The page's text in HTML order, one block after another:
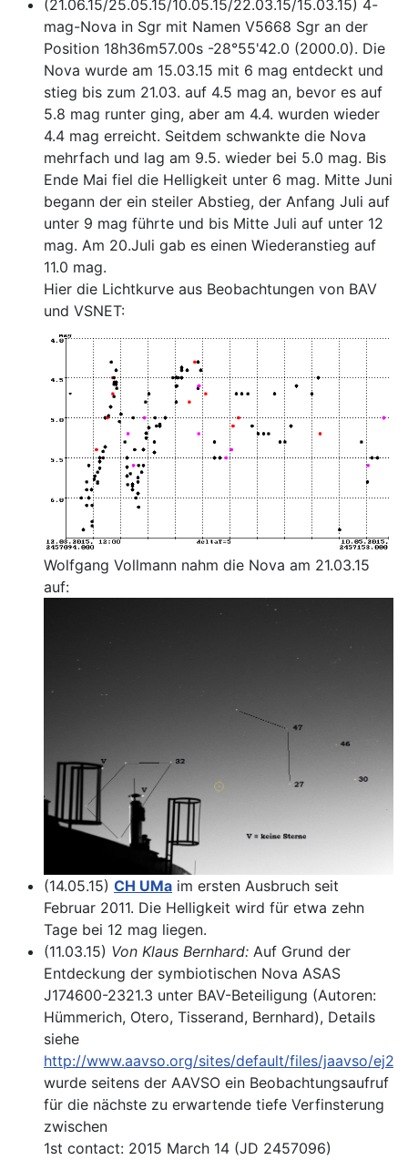
(21.06.15/25.05.15/10.05.15/22.03.15/15.03.15) 4-
mag-Nova in Sgr mit Namen V5668 Sgr an der
Position 18h36m57.00s -28°55'42.0 (2000.0). Die
Nova wurde am 15.03.15 mit 6 mag entdeckt und
stieg bis zum 21.03. auf 4.5 mag an, bevor es auf
5.8 mag runter ging, aber am 4.4. wurden wieder
4.4 mag erreicht. Seitdem schwankte die Nova
mehrfach und lag am 9.5. wieder bei 5.0 mag. Bis
Ende Mai fiel die Helligkeit unter 6 mag. Mitte Juni
begann der ein steiler Abstieg, der Anfang Juli auf
unter 9 mag führte und bis Mitte Juli auf unter 12
mag. Am 20.Juli gab es einen Wiederanstieg auf
11.0 mag.
Hier die Lichtkurve aus Beobachtungen von BAV
und VSNET:
Wolfgang Vollmann nahm die Nova am 21.03.15
auf:
(14.05.15) CH UMa im ersten Ausbruch seit
Februar 2011. Die Helligkeit wird für etwa zehn
Tage bei 12 mag liegen.
(11.03.15) Von Klaus Bernhard: Auf Grund der
Entdeckung der symbiotischen Nova ASAS
J174600-2321.3 unter BAV-Beteiligung (Autoren:
Hümmerich, Otero, Tisserand, Bernhard), Details
siehe
http://www.aavso.org/sites/default/files/jaavso/
wurde seitens der AAVSO ein Beobachtungsaufruf
für die nächste zu erwartende tiefe Verfinsterung
zwischen
1st contact: 2015 March 14 (JD 2457096)